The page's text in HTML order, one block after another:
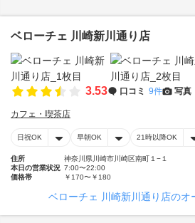
ベローチェ 川崎新川通り店
3.53 口コミ 9件 写真
カフェ・喫茶店
日祝OK 早朝OK 21時以降OK
住所
神奈川県川崎市川崎区南町１−１
本日の営業状況 7:00〜22:00
価格帯
￥170〜￥180
ベローチェ 川崎新川通り店のオ